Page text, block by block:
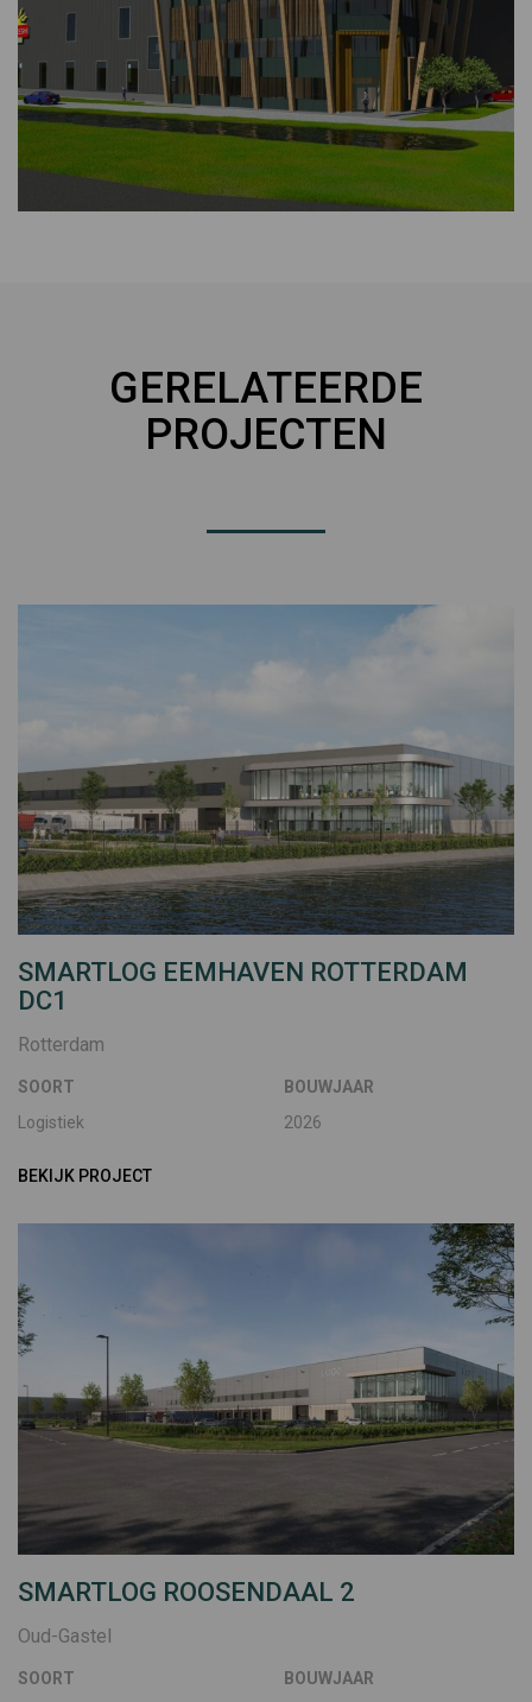
GERELATEERDE
PROJECTEN
SMARTLOG EEMHAVEN ROTTERDAM
DC1
Rotterdam
SOORT
Logistiek
BOUWJAAR
2026
BEKIJK PROJECT
SMARTLOG ROOSENDAAL 2
Oud-Gastel
SOORT
BOUWJAAR